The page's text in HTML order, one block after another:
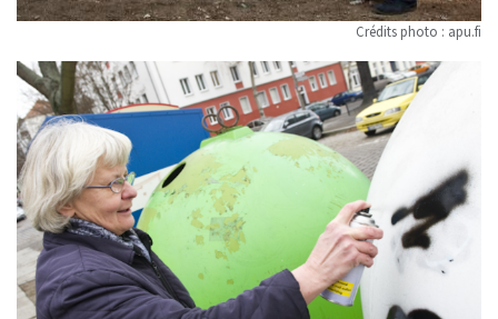
Crédits photo : apu.fi